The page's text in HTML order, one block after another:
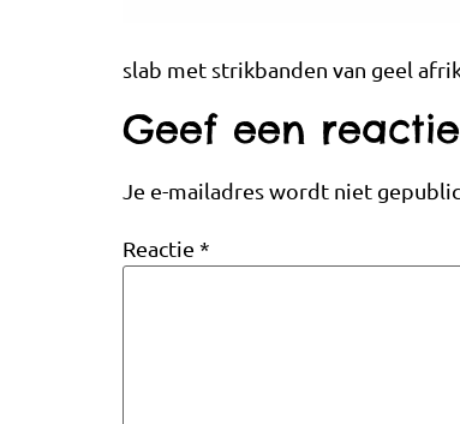
slab met strikbanden van geel
Geef een reactie
Je e-mailadres wordt niet
Reactie *